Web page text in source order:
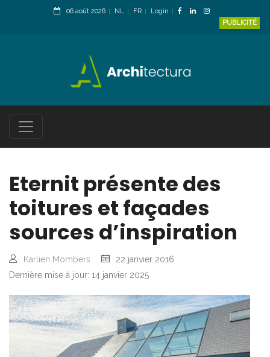
06 août 2026 NL FR
Login
PUBLICITÉ
Eternit présente des
toitures et façades
sources d’inspiration
Karlien Mombers
22 janvier 2016
Dernière mise à jour: 14 janvier 2025